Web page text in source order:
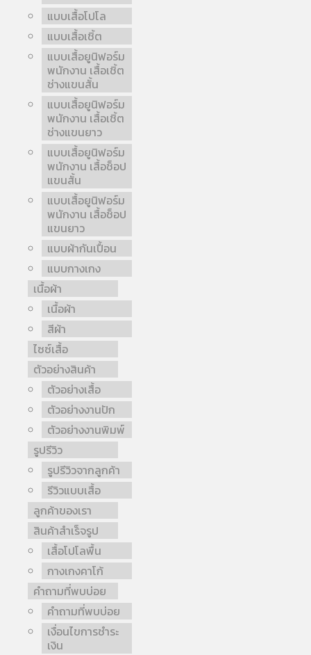
แบบเสื้อโปโล
แบบเสื้อเชิ้ต
แบบเสื้อยูนิฟอร์ม
พนักงาน เสื้อเชิ้ต
ช่างแขนสั้น
แบบเสื้อยูนิฟอร์ม
พนักงาน เสื้อเชิ้ต
ช่างแขนยาว
แบบเสื้อยูนิฟอร์ม
พนักงาน เสื้อช็อป
แขนสั้น
แบบเสื้อยูนิฟอร์ม
พนักงาน เสื้อช็อป
แขนยาว
แบบผ้ากันเปื้อน
แบบกางเกง
เนื้อผ้า
เนื้อผ้า
สีผ้า
ไซซ์เสื้อ
ตัวอย่างสินค้า
ตัวอย่างเสื้อ
ตัวอย่างงานปัก
ตัวอย่างงานพิมพ์
รูปรีวิว
รูปรีวิวจากลูกค้า
รีวิวแบบเสื้อ
ลูกค้าของเรา
สินค้าสำเร็จรูป
เสื้อโปโลพื้น
กางเกงคาโก้
คำถามที่พบบ่อย
คำถามที่พบบ่อย
เงื่อนไขการชำระ
เงิน